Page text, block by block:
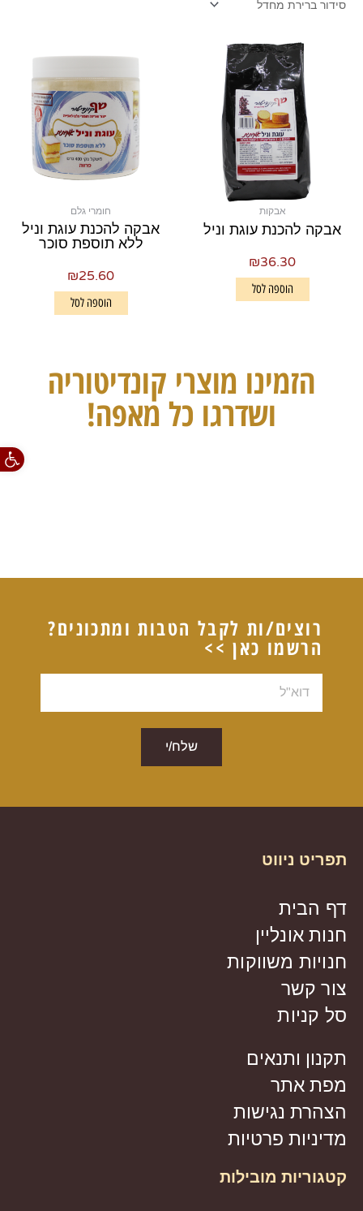
פתח
אבקות
אבקה להכנת עוגת וניל
₪36.30
הוספה לסל
חומרי גלם
אבקה להכנת עוגת וניל
ללא תוספת סוכר
₪25.60
הוספה לסל
הזמינו מוצרי קונדיטוריה
ושדרגו כל מאפה!
רוצים/ות לקבל הטבות ומתכונים?
הרשמו כאן >>
שלח/י
תפריט ניווט
דף הבית
חנות אונליין
חנויות משווקות
צור קשר
סל קניות
תקנון ותנאים
מפת אתר
הצהרת נגישות
מדיניות פרטיות
קטגוריות מובילות